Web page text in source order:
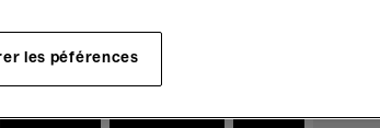
les péférences